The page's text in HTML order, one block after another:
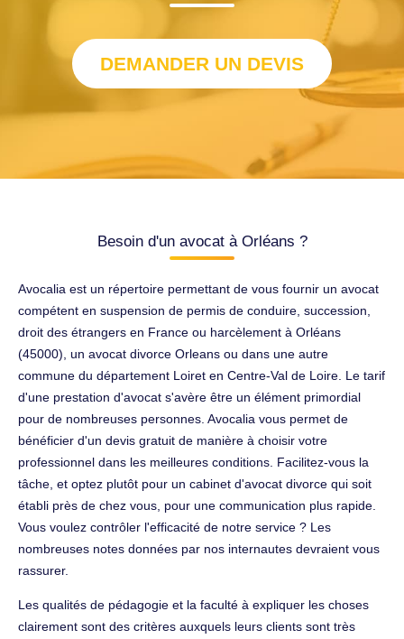
DEMANDER UN DEVIS
Besoin d'un avocat à Orléans ?
Avocalia est un répertoire permettant de vous fournir un avocat
compétent en suspension de permis de conduire, succession,
droit des étrangers en France ou harcèlement à Orléans
(45000), un avocat divorce Orleans ou dans une autre
commune du département Loiret en Centre-Val de Loire. Le tarif
d'une prestation d'avocat s'avère être un élément primordial
pour de nombreuses personnes. Avocalia vous permet de
bénéficier d'un devis gratuit de manière à choisir votre
professionnel dans les meilleures conditions. Facilitez-vous la
tâche, et optez plutôt pour un cabinet d'avocat divorce qui soit
établi près de chez vous, pour une communication plus rapide.
Vous voulez contrôler l'efficacité de notre service ? Les
nombreuses notes données par nos internautes devraient vous
rassurer.
Les qualités de pédagogie et la faculté à expliquer les choses
clairement sont des critères auxquels leurs clients sont très